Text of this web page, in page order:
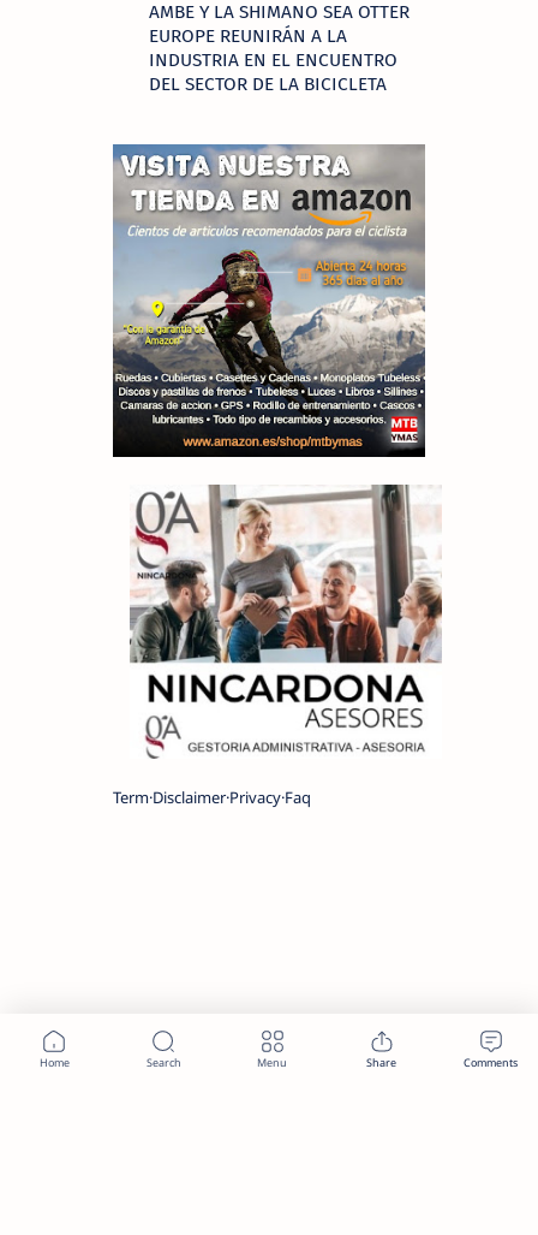
AMBE Y LA SHIMANO SEA OTTER
EUROPE REUNIRÁN A LA
INDUSTRIA EN EL ENCUENTRO
DEL SECTOR DE LA BICICLETA
Term Disclaimer Privacy Faq